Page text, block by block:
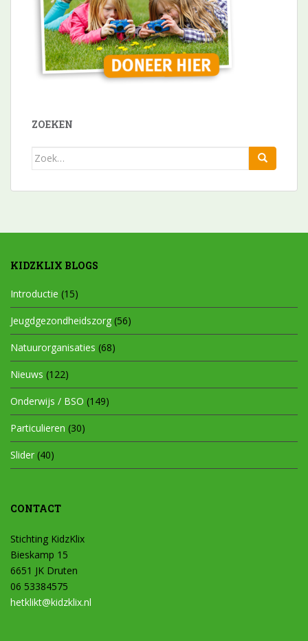
ZOEKEN
Zoek
KIDZKLIX BLOGS
Introductie (15)
Jeugdgezondheidszorg (56)
Natuurorganisaties (68)
Nieuws (122)
Onderwijs / BSO (149)
Particulieren (30)
Slider (40)
CONTACT
Stichting KidzKlix
Bieskamp 15
6651 JK Druten
06 53384575
hetklikt@kidzklix.nl